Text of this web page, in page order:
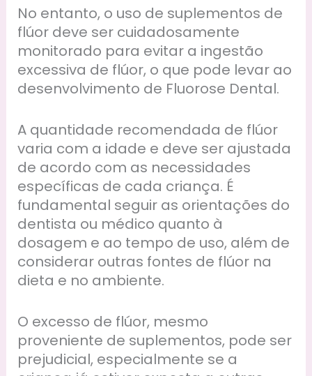
No entanto, o uso de suplementos de
flúor deve ser cuidadosamente
monitorado para evitar a ingestão
excessiva de flúor, o que pode levar ao
desenvolvimento de Fluorose Dental.
A quantidade recomendada de flúor
varia com a idade e deve ser ajustada
de acordo com as necessidades
específicas de cada criança. É
fundamental seguir as orientações do
dentista ou médico quanto à
dosagem e ao tempo de uso, além de
considerar outras fontes de flúor na
dieta e no ambiente.
O excesso de flúor, mesmo
proveniente de suplementos, pode ser
prejudicial, especialmente se a